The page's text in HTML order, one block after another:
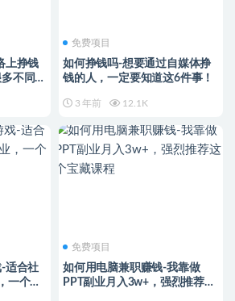
上挣钱
不同的
免费项目
如何挣钱吗-想要通过自媒体挣
钱的人，一定要知道这6件事！
3 年前 12.1K
适合社
一个人
免费项目
如何用电脑兼职赚钱-我靠做
PPT副业月入3w+，强烈推荐这